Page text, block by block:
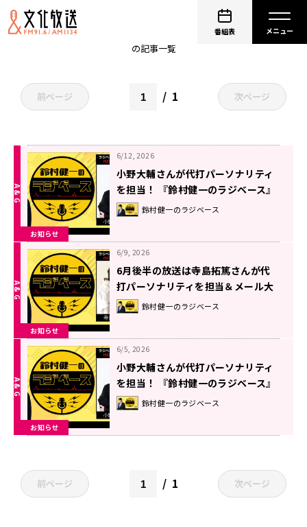
番組表
の記事一覧
前ページ 1 次ページ
お知らせ
6/12, 2026
小野大輔さんが代打パーソナリティ
を担当！ 『鈴村健一のラジベース』
#220 鈴村健一のラジベース
お知らせ
6/9, 2026
6月後半の放送は寺島拓篤さんが代
打パーソナリティを担当＆メール大
募集！『鈴村健一のラジベース』
鈴村健一のラジベース
お知らせ
6/5, 2026
小野大輔さんが代打パーソナリティ
を担当！ 『鈴村健一のラジベース』
#219 鈴村健一のラジベース
前ページ 1 次ページ